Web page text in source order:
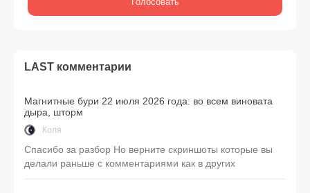
LAST комментарии
Магнитные бури 22 июля 2026 года: во всем виновата
дыра, шторм
Коля
Спасибо за разбор Но верните скриншоты которые вы
делали раньше с комментариями как в других